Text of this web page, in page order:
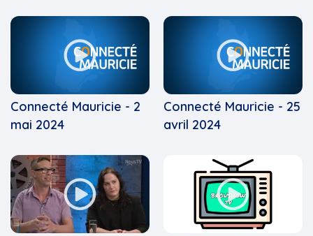
Connecté Mauricie - 2
mai 2024
Connecté Mauricie - 25
avril 2024